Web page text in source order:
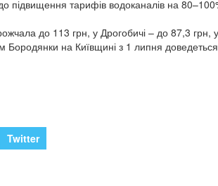
підвищення тарифів водоканалів на
до 113 грн, у Дрогобичі – до 87,3 грн,
на Київщині з 1 липня
Twitter